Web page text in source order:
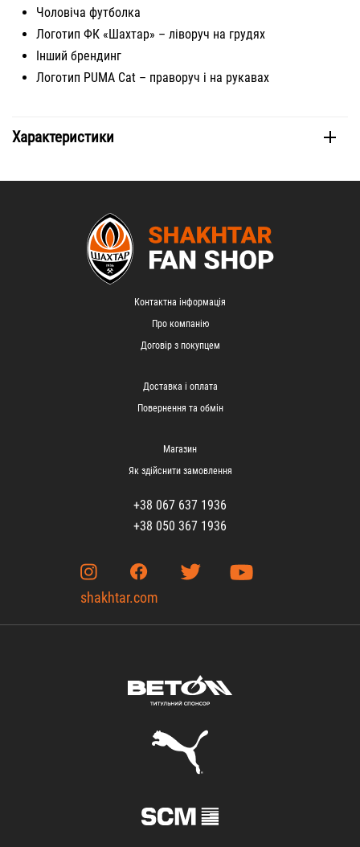
Чоловіча футболка
Логотип ФК «Шахтар» – ліворуч на грудях
Інший брендинг
Логотип PUMA Cat – праворуч і на рукавах
Характеристики
Контактна інформація
Про компанію
Договір з покупцем
Доставка і оплата
Повернення та обмін
Магазин
Як здійснити замовлення
+38 067 637 1936
+38 050 367 1936
shakhtar.com